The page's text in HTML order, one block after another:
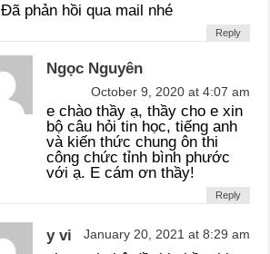
Đã phản hồi qua mail nhé
Reply
Ngọc Nguyên
October 9, 2020 at 4:07 am
e chào thầy ạ, thầy cho e xin
bộ câu hỏi tin học, tiếng anh
và kiến thức chung ôn thi
công chức tỉnh bình phước
với ạ. E cám ơn thầy!
Reply
y vi January 20, 2021 at 8:29 am